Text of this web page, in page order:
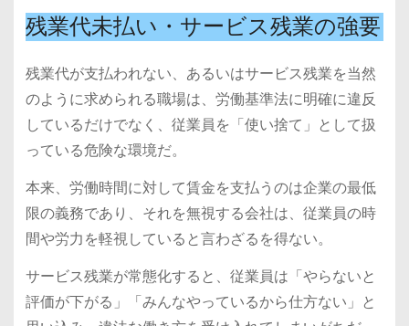
残業代未払い・サービス残業の強要
残業代が支払われない、あるいはサービス残業を当然
のように求められる職場は、労働基準法に明確に違反
しているだけでなく、従業員を「使い捨て」として扱
っている危険な環境だ。
本来、労働時間に対して賃金を支払うのは企業の最低
限の義務であり、それを無視する会社は、従業員の時
間や労力を軽視していると言わざるを得ない。
サービス残業が常態化すると、従業員は「やらないと
評価が下がる」「みんなやっているから仕方ない」と